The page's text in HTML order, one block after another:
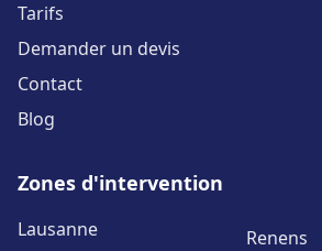
Tarifs
Demander un devis
Contact
Blog
Zones d'intervention
Lausanne
Renens